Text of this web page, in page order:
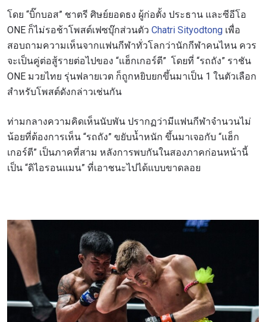
โดย “บิ๊กบอส” ชาตรี ศิษย์ยอดธง ผู้ก่อตั้ง ประธาน และซีอีโอ
ONE ก็ไม่รอช้าโพสต์เฟซบุ๊กส่วนตัว Chatri Sityodtong เพื่อ
สอบถามความเห็นจากแฟนกีฬาทั่วโลกว่านักกีฬาคนไหน ควร
จะเป็นคู่ต่อสู้รายต่อไปของ “แฮ็กเกอร์ตี” โดยที่ “รถถัง” ราชัน
ONE มวยไทย รุ่นฟลายเวต ก็ถูกหยิบยกขึ้นมาเป็น 1 ในตัวเลือก
สำหรับโพสต์ดังกล่าวเช่นกัน
ท่ามกลางความคิดเห็นนับพัน ปรากฏว่ามีแฟนกีฬาจำนวนไม่
น้อยที่ต้องการเห็น “รถถัง” ขยับน้ำหนัก ขึ้นมาเจอกับ “แฮ็ก
เกอร์ตี” เป็นภาคที่สาม หลังการพบกันในสองภาคก่อนหน้านี้
เป็น “ดิไอรอนแมน” ที่เอาชนะไปได้แบบขาดลอย